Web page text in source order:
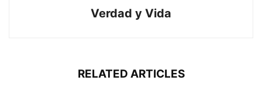
Verdad y Vida
RELATED ARTICLES